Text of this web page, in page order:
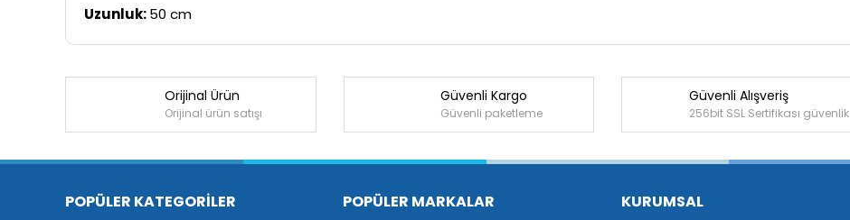
Uzunluk:50 cm
Bu ürüne ilk yorumu siz yapın!
Orijinal Ürün
Orijinal ürün satışı
Güvenli Kargo
Güvenli paketleme
Güvenli Alışveriş
256bit SSL Sertifikası güvenlik
POPÜLER KATEGORİLER POPÜLER MARKALAR KURUMSAL